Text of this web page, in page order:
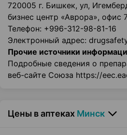
720005 г. Бишкек, ул,
бизнес центр «Аврора», офис
Телефон: +996-312-98-81-16
Электронный адрес:
Прочие источники
Подробные сведения о
веб-сайте Союза https://
Цены в аптеках Минск